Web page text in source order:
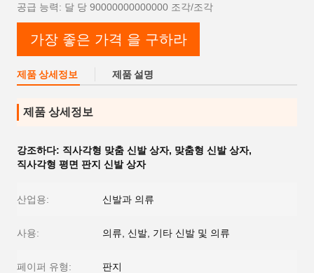
공급 능력: 달 당 90000000000000 조각/조각
가장 좋은 가격 을 구하라
제품 상세정보 제품 설명
제품 상세정보
강조하다: 직사각형 맞춤 신발 상자, 맞춤형 신발 상자,
직사각형 평면 판지 신발 상자
산업용: 신발과 의류
사용: 의류, 신발, 기타 신발 및 의류
페이퍼 유형: 판지